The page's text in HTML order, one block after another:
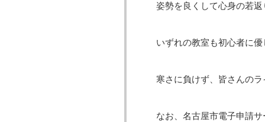
姿勢を良くして心身の若
いずれの教室も初心者に
寒さに負けず、皆さんの
なお、名古屋市電子申請